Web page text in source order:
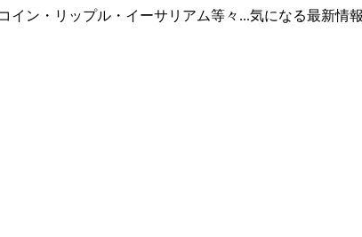
イン・リップル・イーサリアム等々...気になる最新情